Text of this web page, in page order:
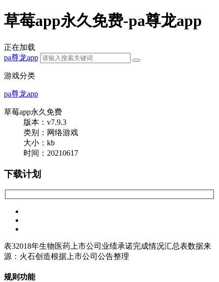
草莓app永久免费-pa尊龙app
正在加载
pa尊龙app
游戏分类
pa尊龙app
草莓app永久免费
版本：v7.9.3
类别：网络游戏
大小： kb
时间：20210617
下载计划
表32018年生物医药上市公司业绩承诺完成情况汇总表数据来
源：火石创造根据上市公司公告整理
规则功能